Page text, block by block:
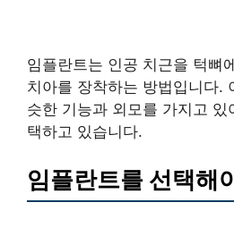
임플란트는 인공 치근을 턱뼈
치아를 장착하는 방법입니다.
슷한 기능과 외모를 가지고 있
택하고 있습니다.
임플란트를 선택해